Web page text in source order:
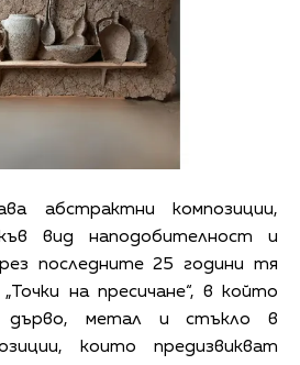
абстрактни композиции,
вид наподобителност и
последните 25 години тя
на пресичане“, в който
дърво, метал и стъкло в
които предизвикват